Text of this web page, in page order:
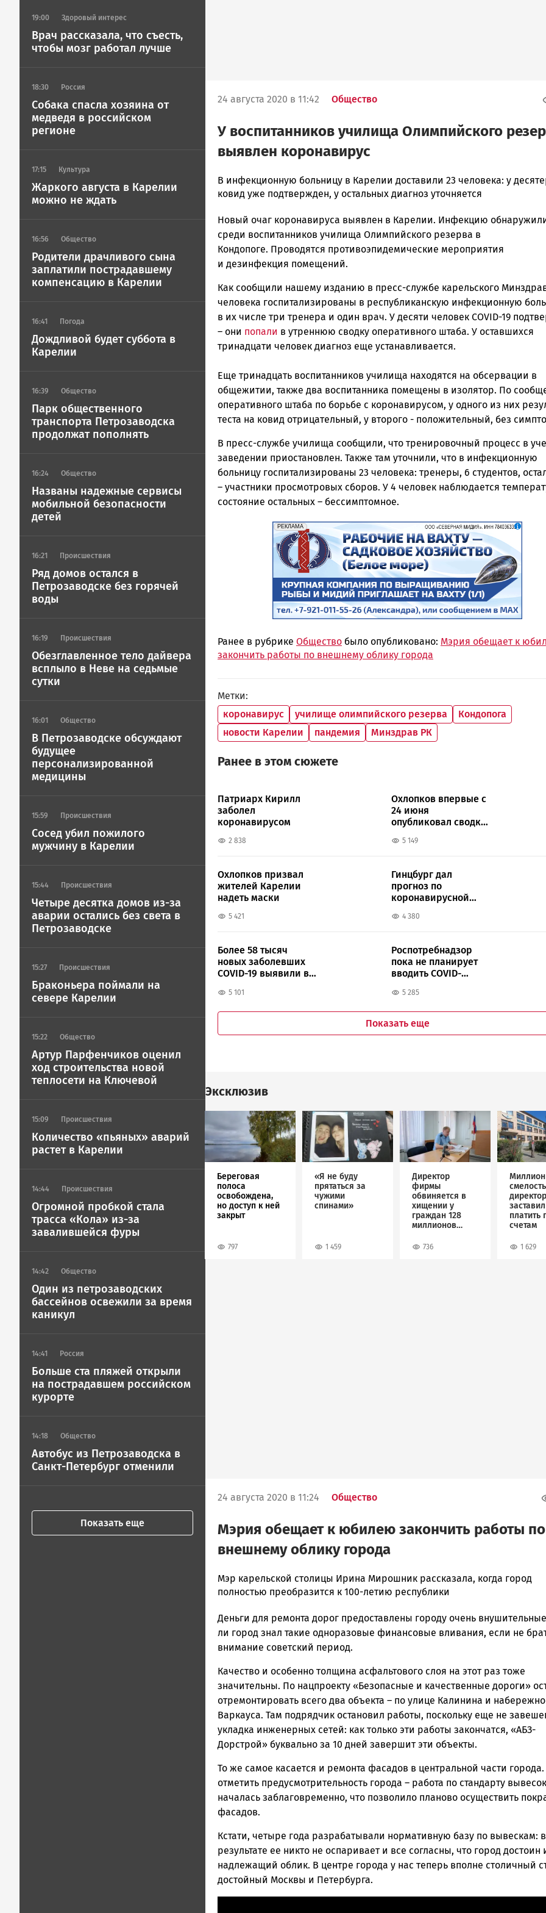
19:00 Здоровый интерес
Врач рассказала, что съесть,
чтобы мозг работал лучше
18:30 Россия
Собака спасла хозяина от
медведя в российском
регионе
17:15 Культура
Жаркого августа в Карелии
можно не ждать
16:56 Общество
Родители драчливого сына
заплатили пострадавшему
компенсацию в Карелии
16:41 Погода
Дождливой будет суббота в
Карелии
16:39 Общество
Парк общественного
транспорта Петрозаводска
продолжат пополнять
16:24 Общество
Названы надежные сервисы
мобильной безопасности
детей
16:21 Происшествия
Ряд домов остался в
Петрозаводске без горячей
воды
16:19 Происшествия
Обезглавленное тело дайвера
всплыло в Неве на седьмые
сутки
16:01 Общество
В Петрозаводске обсуждают
будущее
персонализированной
медицины
15:59 Происшествия
Сосед убил пожилого
мужчину в Карелии
15:44 Происшествия
Четыре десятка домов из-за
аварии остались без света в
Петрозаводске
15:27 Происшествия
Браконьера поймали на
севере Карелии
15:22 Общество
Артур Парфенчиков оценил
ход строительства новой
теплосети на Ключевой
15:09 Происшествия
Количество «пьяных» аварий
растет в Карелии
14:44 Происшествия
Огромной пробкой стала
трасса «Кола» из-за
завалившейся фуры
14:42 Общество
Один из петрозаводских
бассейнов освежили за время
каникул
14:41 Россия
Больше ста пляжей открыли
на пострадавшем российском
курорте
14:18 Общество
Автобус из Петрозаводска в
Санкт-Петербург отменили
Показать еще
24 августа 2020 в 11:42 Общество
У воспитанников училища Олимпийского
выявлен коронавирус
Ольга
Гаврилова
Петрозаводска
и
Карелии
|
ГОВОРИТ
В инфекционную больницу в Карелии доставили 23 человека: у
ковид уже подтвержден, у остальных диагноз уточняется
Новый очаг коронавируса выявлен в Карелии. Инфекцию
среди воспитанников училища Олимпийского резерва в
Кондопоге. Проводятся противоэпидемические мероприятия
и дезинфекция помещений.
Как сообщили нашему изданию в пресс-службе карельского
человека госпитализированы в республиканскую инфекционную
в их числе три тренера и один врач. У десяти человек COVID-19
– они попали в утреннюю сводку оперативного штаба. У оставшихся
тринадцати человек диагноз еще устанавливается.
Еще тринадцать воспитанников училища находятся на обсервации в
общежитии, также два воспитанника помещены в изолятор. По
оперативного штаба по борьбе с коронавирусом, у одного из них
теста на ковид отрицательный, у второго - положительный, без
В пресс-службе училища сообщили, что тренировочный процесс в
заведении приостановлен. Также там уточнили, что в инфекционную
больницу госпитализированы 23 человека: тренеры, 6 студентов,
– участники просмотровых сборов. У 4 человек наблюдается
состояние остальных – бессимптомное.
erid: 2SDnjf467GP
РЕКЛАМА
Реклама
Ранее в рубрике Общество было опубликовано: Мэрия обещает к
закончить работы по внешнему облику города
Метки
коронавирус
училище олимпийского резерва
Кондопога
новости Карелии
пандемия Минздрав РК
Ранее в этом сюжете
Патриарх Кирилл
заболел
коронавирусом
2 838
Охлопков впервые с
24 июня
опубликовал сводку
5 149
Охлопков призвал
жителей Карелии
надеть маски
5 421
Гинцбург дал
прогноз по
коронавирусной
4 380
Более 58 тысяч
новых заболевших
COVID-19 выявили в
5 101
Роспотребнадзор
пока не планирует
вводить COVID-
Карелии
5 285
Показать еще
Эксклюзив
Береговая
полоса
освобождена,
но доступ к ней
закрыт
797
Image
«Я не буду
прятаться за
чужими
спинами»
1 459
Директор
фирмы
обвиняется в
хищении у
граждан 128
миллионов
736
Image
платить
счетам
1 629
24 августа 2020 в 11:24 Общество
Мэрия обещает к юбилею закончить работы по
внешнему облику города
Ника
плюс
Петрозаводска
и
Карелии
Петрозаводск
ГОВОРИТ
Мэр карельской столицы Ирина Мирошник рассказала, когда город
полностью преобразится к 100-летию республики
Деньги для ремонта дорог предоставлены городу очень
ли город знал такие одноразовые финансовые вливания, если не
внимание советский период.
Качество и особенно толщина асфальтового слоя на этот раз тоже
значительны. По нацпроекту «Безопасные и качественные дороги»
отремонтировать всего два объекта – по улице Калинина и
Варкауса. Там подрядчик остановил работы, поскольку еще не
укладка инженерных сетей: как только эти работы закончатся, «АБЗ-
Дорстрой» буквально за 10 дней завершит эти объекты.
То же самое касается и ремонта фасадов в центральной части
отметить предусмотрительность города – работа по стандарту вывесок
началась заблаговременно, что позволило планово осуществить
фасадов.
Кстати, четыре года разрабатывали нормативную базу по вывескам: в
результате ее никто не оспаривает и все согласны, что город достоин
надлежащий облик. В центре города у нас теперь вполне столичный
достойный Москвы и Петербурга.